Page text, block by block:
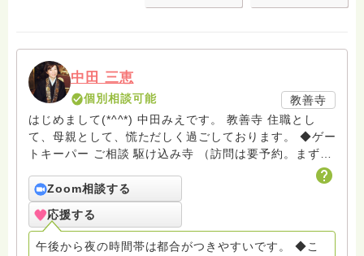
中田 三恵
個別相談可能
教善寺
はじめまして(*^^*) 中田みえです。 教善寺 住職とし
て、母親として、慌ただしく過ごしております。 ◆ゲー
トキーパー ご相談 駆け込み寺 （訪問は要予約。まずは
ターミナルケア、看取り、グリーフケア、希死念慮、自
死、産前産後うつ、育児、DV、デートDV、トラウマ、
PTSD、傾聴トレーナー、手話、要約筆記、行政相談
員、女性支援員、小学校 中学校支援員としても、ケア
Zoom相談する
応援する
午後から夜の時間帯は都合がつきやすいです。 ◆こ